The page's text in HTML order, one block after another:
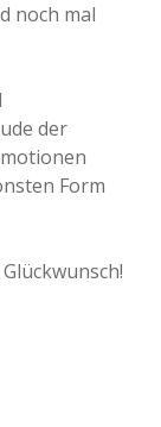
noch mal
der
Form